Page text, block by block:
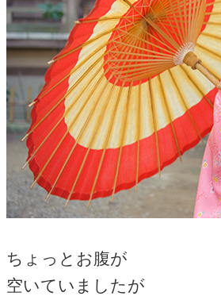
ちょっとお腹が
空いていましたが